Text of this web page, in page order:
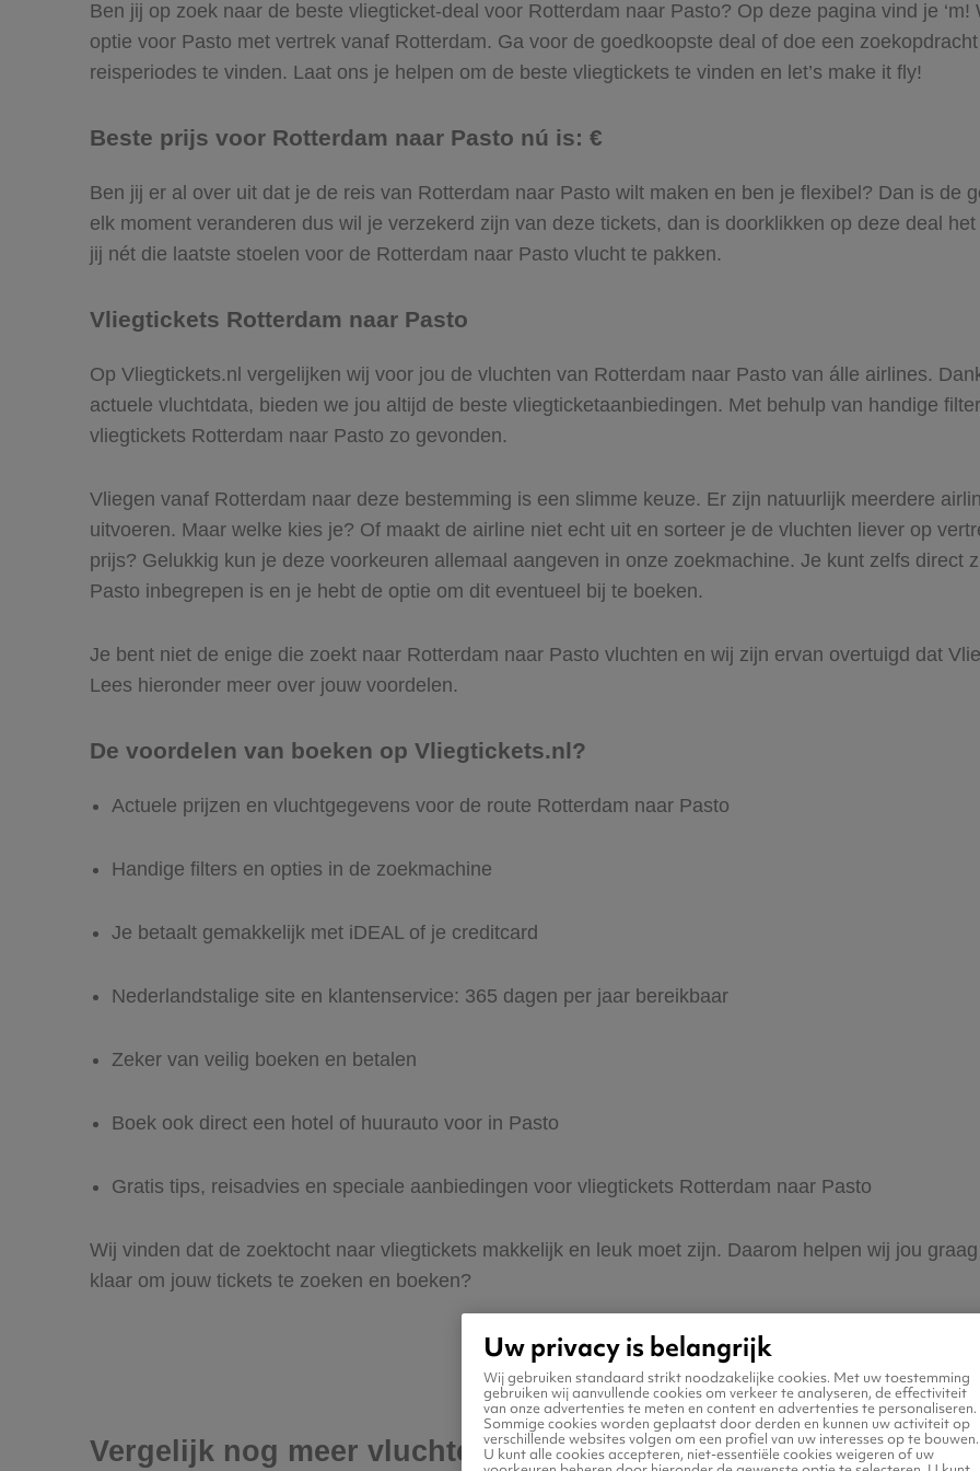
Ben jij op zoek naar de beste vliegticket-deal voor Rotterdam naar Pasto? Op deze pagina vind je
optie voor Pasto met vertrek vanaf Rotterdam. Ga voor de goedkoopste deal of doe een
reisperiodes te vinden. Laat ons je helpen om de beste vliegtickets te vinden en let’s make it fly!
Beste prijs voor Rotterdam naar Pasto nú is: €
Ben jij er al over uit dat je de reis van Rotterdam naar Pasto wilt maken en ben je flexibel? Dan is de
elk moment veranderen dus wil je verzekerd zijn van deze tickets, dan is doorklikken op deze deal
jij nét die laatste stoelen voor de Rotterdam naar Pasto vlucht te pakken.
Vliegtickets Rotterdam naar Pasto
Op Vliegtickets.nl vergelijken wij voor jou de vluchten van Rotterdam naar Pasto van álle airlines.
actuele vluchtdata, bieden we jou altijd de beste vliegticketaanbiedingen. Met behulp van handige
vliegtickets Rotterdam naar Pasto zo gevonden.
Vliegen vanaf Rotterdam naar deze bestemming is een slimme keuze. Er zijn natuurlijk meerdere
uitvoeren. Maar welke kies je? Of maakt de airline niet echt uit en sorteer je de vluchten liever op
prijs? Gelukkig kun je deze voorkeuren allemaal aangeven in onze zoekmachine. Je kunt zelfs direct
Pasto inbegrepen is en je hebt de optie om dit eventueel bij te boeken.
Je bent niet de enige die zoekt naar Rotterdam naar Pasto vluchten en wij zijn ervan overtuigd dat
Lees hieronder meer over jouw voordelen.
De voordelen van boeken op Vliegtickets.nl?
Actuele prijzen en vluchtgegevens voor de route Rotterdam naar Pasto
Handige filters en opties in de zoekmachine
Je betaalt gemakkelijk met iDEAL of je creditcard
Nederlandstalige site en klantenservice: 365 dagen per jaar bereikbaar
Zeker van veilig boeken en betalen
Boek ook direct een hotel of huurauto voor in Pasto
Gratis tips, reisadvies en speciale aanbiedingen voor vliegtickets Rotterdam naar Pasto
Wij vinden dat de zoektocht naar vliegtickets makkelijk en leuk moet zijn. Daarom helpen wij jou
klaar om jouw tickets te zoeken en boeken?
Vergelijk nog meer vluchten naar Pasto
Uw privacy is belangrijk
Wij gebruiken standaard strikt noodzakelijke cookies. Met uw toestemming
gebruiken wij aanvullende cookies om verkeer te analyseren, de effectiviteit
van onze advertenties te meten en content en advertenties te personaliseren.
Sommige cookies worden geplaatst door derden en kunnen uw activiteit op
verschillende websites volgen om een profiel van uw interesses op te bouwen.
U kunt alle cookies accepteren, niet-essentiële cookies weigeren of uw